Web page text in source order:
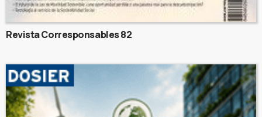
Revista Corresponsables 82